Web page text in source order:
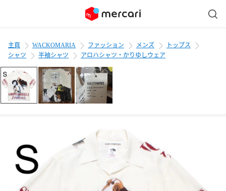
主頁 WACKOMARIA ファッション メンズ
トップス
シャツ
半袖シャツ アロハシャツ・かりゆしウェア